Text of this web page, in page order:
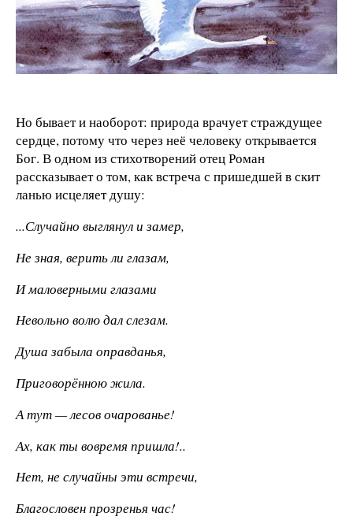
Но бывает и наоборот: природа врачует страждущее
сердце, потому что через неё человеку открывается
Бог. В одном из стихотворений отец Роман
рассказывает о том, как встреча с пришедшей в скит
ланью исцеляет душу:
...Случайно выглянул и замер,
Не зная, верить ли глазам,
И маловерными глазами
Невольно волю дал слезам.
Душа забыла оправданья,
Приговорённою жила.
А тут — лесов очарованье!
Ах, как ты вовремя пришла!..
Нет, не случайны эти встречи,
Благословен прозренья час!